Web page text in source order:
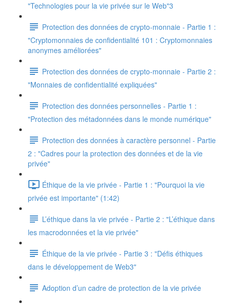
"Technologies pour la vie privée sur le Web"3
Protection des données de crypto-monnaie - Partie 1 :
"Cryptomonnaies de confidentialité 101 : Cryptomonnaies
anonymes améliorées"
Protection des données de crypto-monnaie - Partie 2 :
"Monnaies de confidentialité expliquées"
Protection des données personnelles - Partie 1 :
"Protection des métadonnées dans le monde numérique"
Protection des données à caractère personnel - Partie
2 : "Cadres pour la protection des données et de la vie
privée"
Éthique de la vie privée - Partie 1 : "Pourquoi la vie
privée est importante" (1:42)
L’éthique dans la vie privée - Partie 2 : "L’éthique dans
les macrodonnées et la vie privée"
Éthique de la vie privée - Partie 3 : "Défis éthiques
dans le développement de Web3"
Adoption d’un cadre de protection de la vie privée